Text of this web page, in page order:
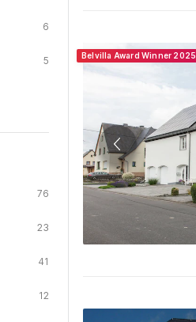
6
5
76
23
41
12
Belvilla Award Winner 2025